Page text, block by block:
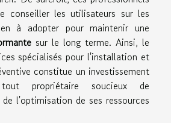
conseiller les utilisateurs sur les
à adopter pour maintenir une
sur le long terme. Ainsi, le
spécialisés pour l'installation et
constitue un investissement
propriétaire soucieux de
l'optimisation de ses ressources